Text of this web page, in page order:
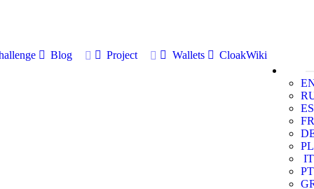
Blog Project Wallets
CloakWiki
ES
FR
PL
IT
PT